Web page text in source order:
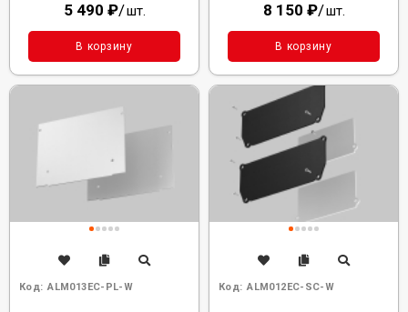
5 490 ₽/шт.
В корзину
8 150 ₽/шт.
В корзину
Код: ALM013EC-PL-W Код: ALM012EC-SC-W